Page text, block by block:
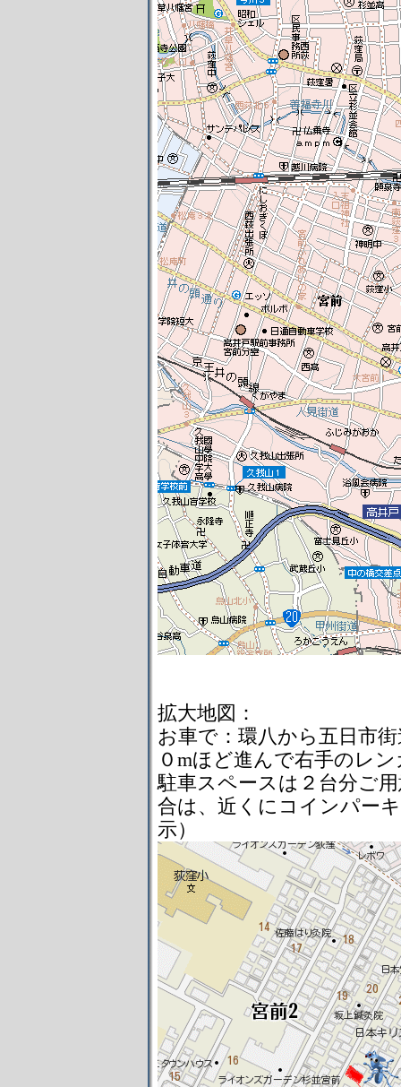
拡大地図：
お車で：環八から五日市
０mほど進んで右手のレ
駐車スペースは２台分ご
合は、近くにコインパー
示）